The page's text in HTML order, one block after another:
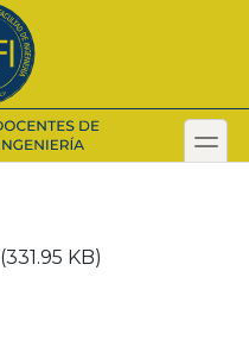
toggle
(331.95 KB)